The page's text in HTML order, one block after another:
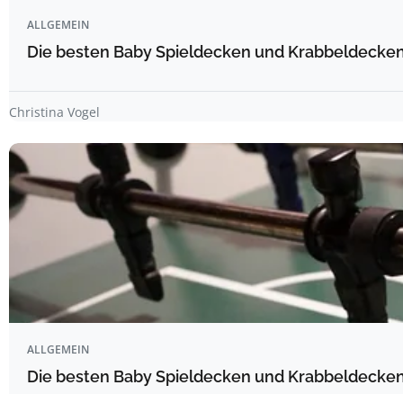
ALLGEMEIN
Die besten Baby Spieldecken und
Christina Vogel
ALLGEMEIN
Die besten Baby Spieldecken und